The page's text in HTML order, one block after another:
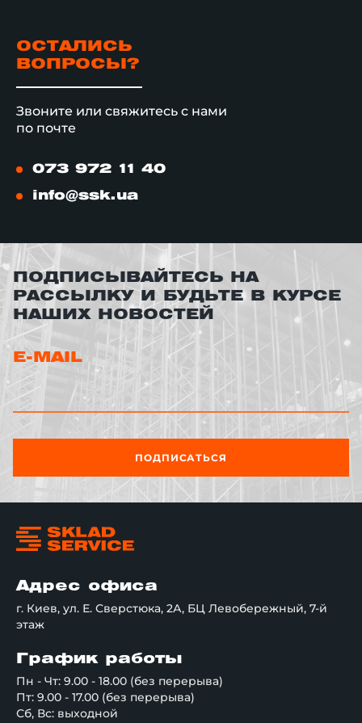
ОСТАЛИСЬ
ВОПРОСЫ?
Звоните или свяжитесь с нами
по почте
073 972 11 40
info@ssk.ua
ПОДПИСЫВАЙТЕСЬ НА
РАССЫЛКУ И БУДЬТЕ В КУРСЕ
НАШИХ НОВОСТЕЙ
E-MAIL
ПОДПИСАТЬСЯ
Адрес офиса
г. Киев, ул. Е. Сверстюка, 2А, БЦ Левобережный, 7-й
этаж
График работы
Пн - Чт: 9.00 - 18.00 (без перерыва)
Пт: 9.00 - 17.00 (без перерыва)
Сб, Вс: выходной